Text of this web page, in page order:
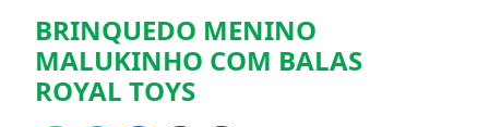
BRINQUEDO MENINO
MALUKINHO COM BALAS
ROYAL TOYS